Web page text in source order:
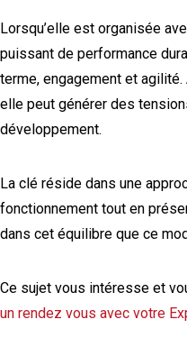
Lorsqu’elle est organisée
puissant de performance
terme, engagement et agilité.
elle peut générer des
développement.
La clé réside dans une
fonctionnement tout en
dans cet équilibre que ce
Ce sujet vous intéresse et
un rendez vous avec votre